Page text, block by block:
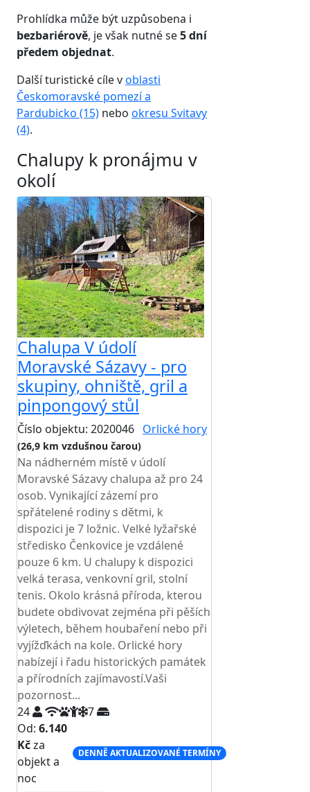
Prohlídka může být uzpůsobena i
bezbariérově, je však nutné se5 dní
předem objednat.
Další turistické cíle voblasti
Českomoravské pomezí a
Pardubicko (15) nebo okresu Svitavy
(4).
Chalupy k pronájmu v
okolí
Chalupa V údolí
Moravské Sázavy - pro
skupiny, ohniště, gril a
pinpongový stůl
Číslo objektu: 2020046 Orlické hory
(26,9 km vzdušnou čarou)
Na nádherném místě v údolí
Moravské Sázavy chalupa až pro 24
osob. Vynikající zázemí pro
spřátelené rodiny s dětmi, k
dispozici je 7 ložnic. Velké lyžařské
středisko Čenkovice je vzdálené
pouze 6 km. U chalupy k dispozici
velká terasa, venkovní gril, stolní
tenis. Okolo krásná příroda, kterou
budete obdivovat zejména při pěších
výletech, během houbaření nebo při
vyjížďkách na kole. Orlické hory
nabízejí i řadu historických památek
a přírodních zajímavostí.Vaši
pozornost...
24
7
Od: 6.140
Kčza
objekt a
noc
DENNĚ AKTUALIZOVANÉ TERMÍNY